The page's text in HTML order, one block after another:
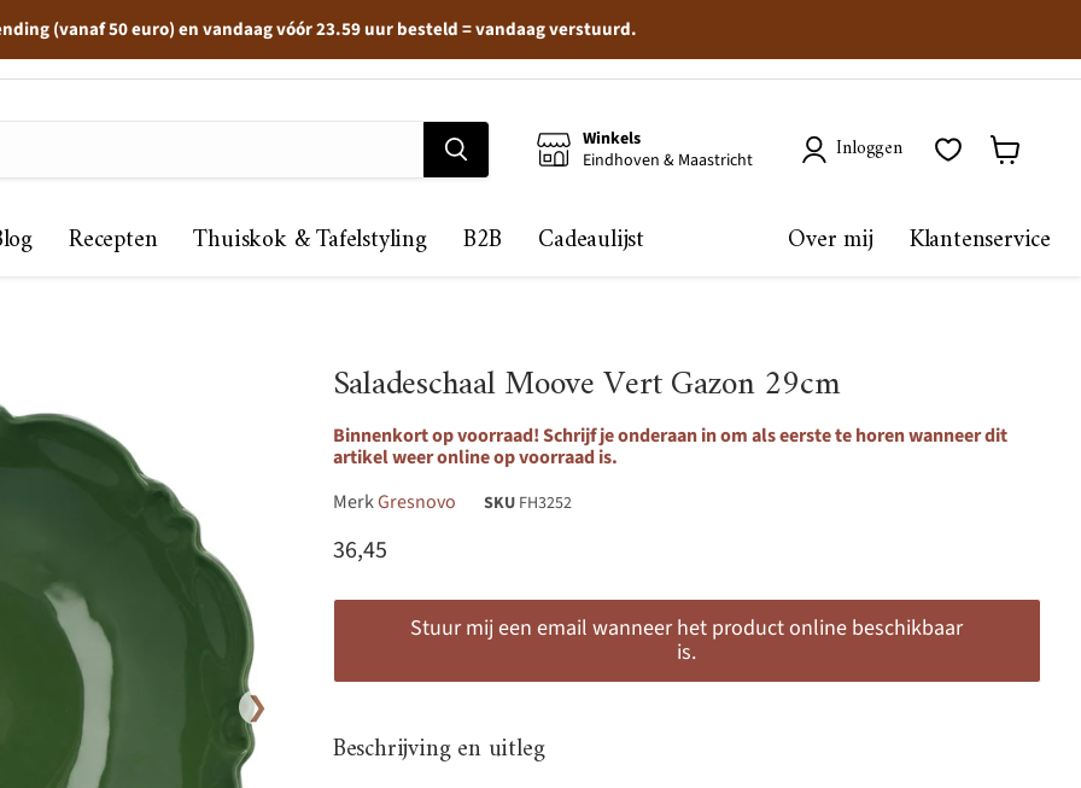
(vanaf 50 euro) en vandaag vóór 23.59 uur besteld = vandaag verstuurd.
Winkels
Eindhoven & Maastricht
Inloggen
Recepten Thuiskok & Tafelstyling B2B Cadeaulijst Over mij Klantenservice
❯
Saladeschaal Moove Vert Gazon 29cm
Binnenkort op voorraad! Schrijf je onderaan in om als eerste te horen wanneer dit
artikel weer online op voorraad is.
MerkGresnovo SKU FH3252
Huidige prijs
36,45
Stuur mij een email wanneer het product online beschikbaar
is.
Beschrijving en uitleg